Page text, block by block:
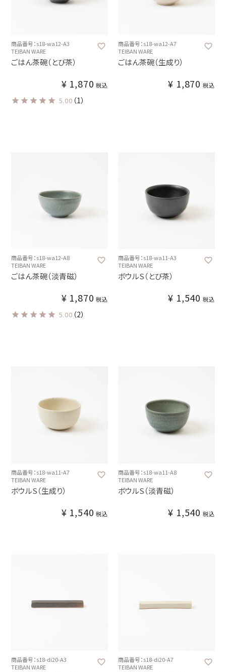
商品番号：s18-wa12-A3
TEIBAN WARE
ごはん茶碗（とび茶）
¥ 1,870 税込
5.00 （1）
商品番号：s18-wa12-A7
TEIBAN WARE
ごはん茶碗（生成り）
¥ 1,870 税込
商品番号：s18-wa12-A8
TEIBAN WARE
ごはん茶碗（淡青磁）
¥ 1,870 税込
5.00 （2）
商品番号：s18-wa11-A3
TEIBAN WARE
ボウルS（とび茶）
¥ 1,540 税込
商品番号：s18-wa11-A7
TEIBAN WARE
ボウルS（生成り）
¥ 1,540 税込
商品番号：s18-wa11-A8
TEIBAN WARE
ボウルS（淡青磁）
¥ 1,540 税込
商品番号：s18-di20-A3
TEIBAN WARE
商品番号：s18-di20-A7
TEIBAN WARE